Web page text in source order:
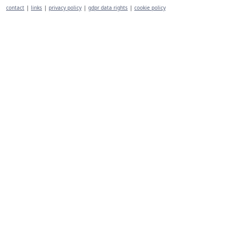
contact | links | privacy policy | gdpr data rights | cookie policy